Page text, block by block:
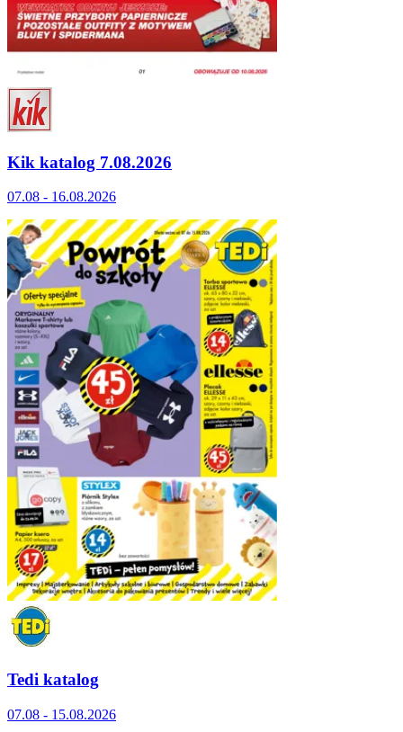
Kik katalog 7.08.2026
07.08 - 16.08.2026
Tedi katalog
07.08 - 15.08.2026